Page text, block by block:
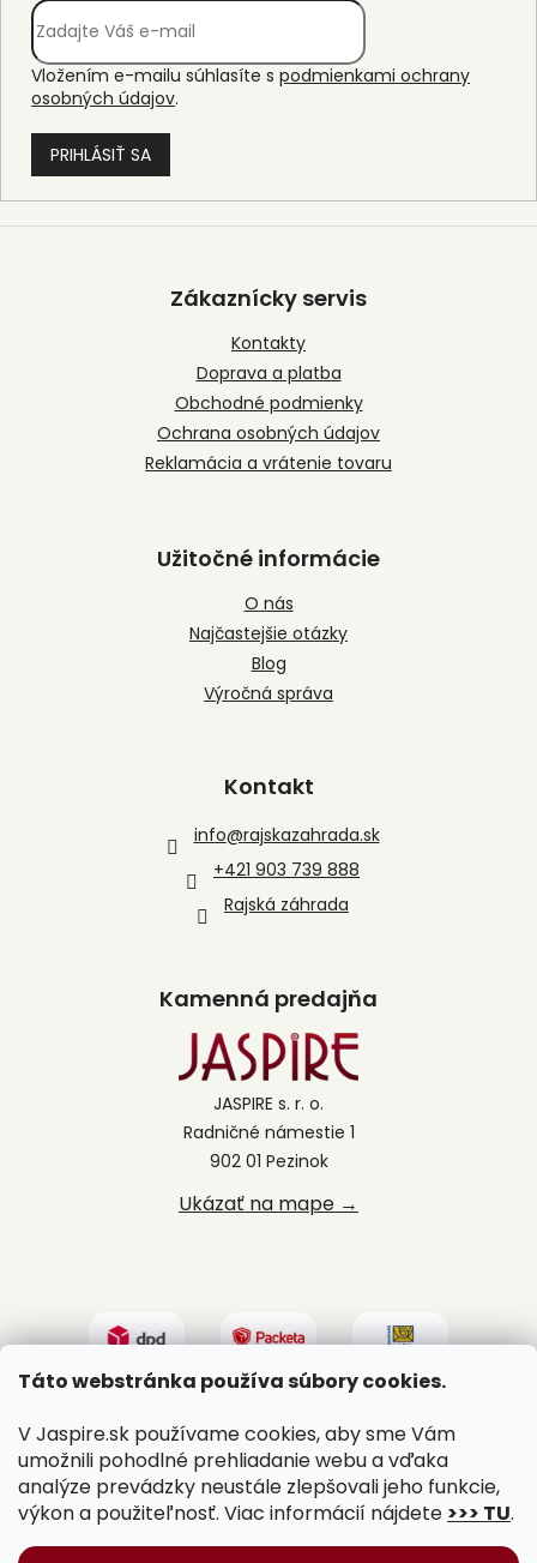
Táto webstránka používa súbory cookies.
V Jaspire.sk používame cookies, aby sme Vám
umožnili pohodlné prehliadanie webu a vďaka
analýze prevádzky neustále zlepšovali jeho funkcie,
výkon a použiteľnosť. Viac informácií nájdete >>> TU.
Vložením e-mailu súhlasíte s podmienkami ochrany
osobných údajov.
PRIHLÁSIŤ SA
Z
Zákaznícky servis
Kontakty
Doprava a platba
Obchodné podmienky
Ochrana osobných údajov
Reklamácia a vrátenie tovaru
Užitočné informácie
O nás
Najčastejšie otázky
Blog
Výročná správa
Kontakt
info@rajskazahrada.sk
+421 903 739 888
Rajská záhrada
Kamenná predajňa
JASPIRE s. r. o.
Radničné námestie 1
902 01 Pezinok
Ukázať na mape →